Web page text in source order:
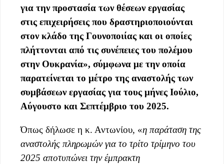
για την προστασία των θέσεων εργασίας
στις επιχειρήσεις που δραστηριοποιούνται
στον κλάδο της Γουνοποιίας και οι οποίες
πλήττονται από τις συνέπειες του πολέμου
στην Ουκρανία», σύμφωνα με την οποία
παρατείνεται το μέτρο της αναστολής των
συμβάσεωνεργασίας για τους μήνες Ιούλιο,
Αύγουστο και Σεπτέμβριο του 2025.
Όπως δήλωσε η κ. Αντωνίου, «η παράταση της
αναστολής πληρωμών γιατο τρίτο τρίμηνο του
2025 αποτυπώνει την έμπρακτη